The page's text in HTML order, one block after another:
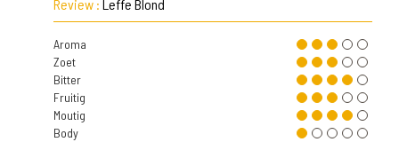
Review : Leffe Blond
Aroma
Zoet
Bitter
Fruitig
Moutig
Body